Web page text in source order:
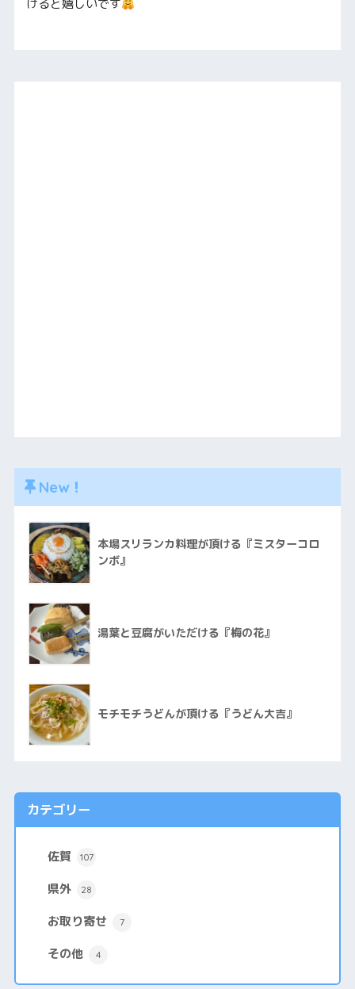
けると嬉しいです
New！
本場スリランカ料理が頂ける『ミスターコロ
ンボ』
湯葉と豆腐がいただける『梅の花』
モチモチうどんが頂ける『うどん大吉』
カテゴリー
佐賀 107
県外 28
お取り寄せ 7
その他 4